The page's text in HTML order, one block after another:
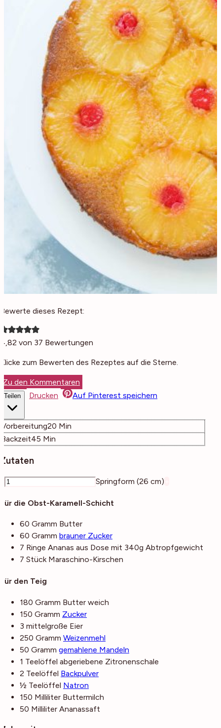
Bewerte dieses Rezept:
4,82 von 37 Bewertungen
Klicke zum Bewerten des Rezeptes auf die Sterne.
Zu den Kommentaren
Teilen Drucken Auf Pinterest speichern
Vorbereitung20 Minuten
Min
Backzeit45 Minuten
Min
Zutaten
Springform (26 cm)
Für die Obst-Karamell-Schicht
60 Gramm Butter
60 Gramm brauner Zucker
7 Ringe Ananas aus Dose mit 340g Abtropfgewicht
7 Stück Maraschino-Kirschen
Für den Teig
180 Gramm Butter weich
150 Gramm Zucker
3 mittelgroße Eier
250 Gramm Weizenmehl
50 Gramm gemahlene Mandeln
1 Teelöffel abgeriebene Zitronenschale
2 Teelöffel Backpulver
½ Teelöffel Natron
150 Milliliter Buttermilch
50 Milliliter Ananassaft